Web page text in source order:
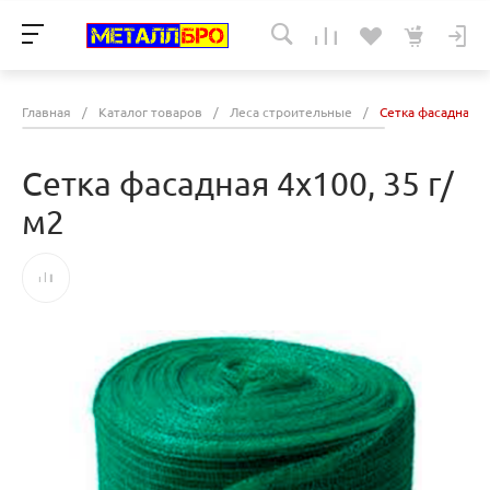
Главная / Каталог товаров / Леса строительные / Сетка фасадная
Сетка фасадная 4х100, 35 г/
м2